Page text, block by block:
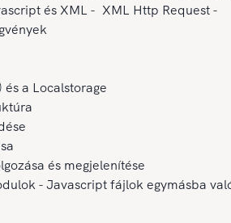
és XML - XML Http Request -
és a Localstorage
és megjelenítése
- Javascript fájlok egymásba